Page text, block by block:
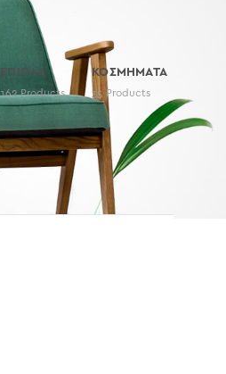
ΕΠΙΠΛΑ
162 Products
ΚΟΣΜΗΜΑΤΑ
35 Products